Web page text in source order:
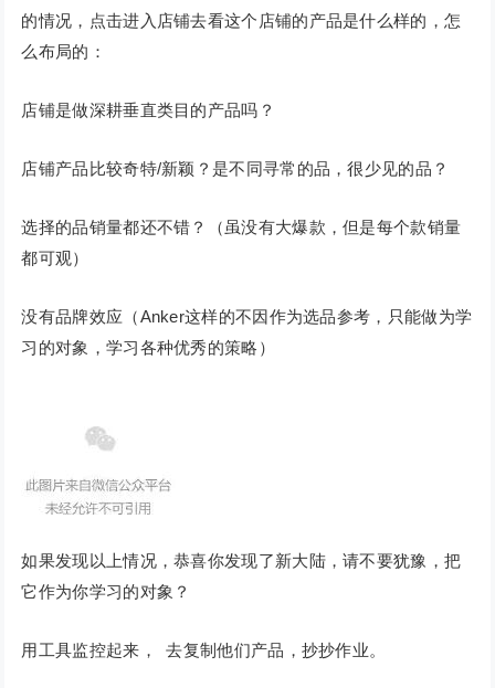
的情况，点击进入店铺去看这个店铺的产品是什么样的，怎
么布局的：
店铺是做深耕垂直类目的产品吗？
店铺产品比较奇特/新颖？是不同寻常的品，很少见的品？
选择的品销量都还不错？（虽没有大爆款，但是每个款销量
都可观）
没有品牌效应（Anker这样的不因作为选品参考，只能做为学
习的对象，学习各种优秀的策略）
如果发现以上情况，恭喜你发现了新大陆，请不要犹豫，把
它作为你学习的对象？
用工具监控起来， 去复制他们产品，抄抄作业。